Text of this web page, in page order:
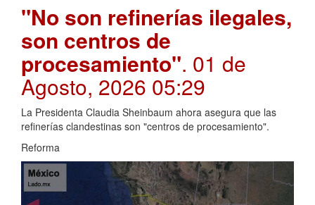
"No son refinerías ilegales,
son centros de
procesamiento". 01 de
Agosto, 2026 05:29
La Presidenta Claudia Sheinbaum ahora asegura que las
refinerías clandestinas son "centros de procesamiento".
Reforma